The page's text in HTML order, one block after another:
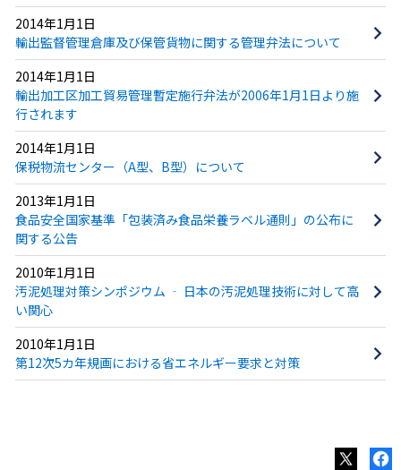
2014年1月1日
輸出監督管理倉庫及び保管貨物に関する管理弁法について
2014年1月1日
輸出加工区加工貿易管理暫定施行弁法が2006年1月1日より施
行されます
2014年1月1日
保税物流センター（A型、B型）について
2013年1月1日
食品安全国家基準「包装済み食品栄養ラベル通則」の公布に
関する公告
2010年1月1日
汚泥処理対策シンポジウム ‐ 日本の汚泥処理技術に対して高
い関心
2010年1月1日
第12次5カ年規画における省エネルギー要求と対策